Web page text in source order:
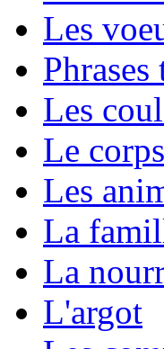
Les
Les
Le
Les
La
La
L'argot